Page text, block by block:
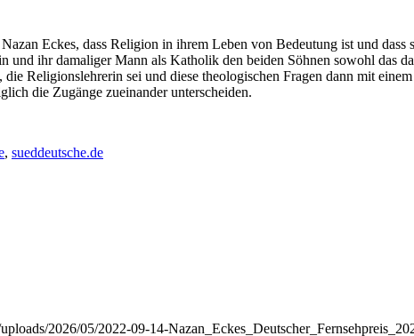
Eckes, dass Religion in ihrem Leben von Bedeutung ist und
und ihr damaliger Mann als Katholik den beiden Söhnen sowohl das
Religionslehrerin sei und diese theologischen Fragen dann mit
die Zugänge zueinander unterscheiden.
, sueddeutsche.de
2026/05/2022-09-14-